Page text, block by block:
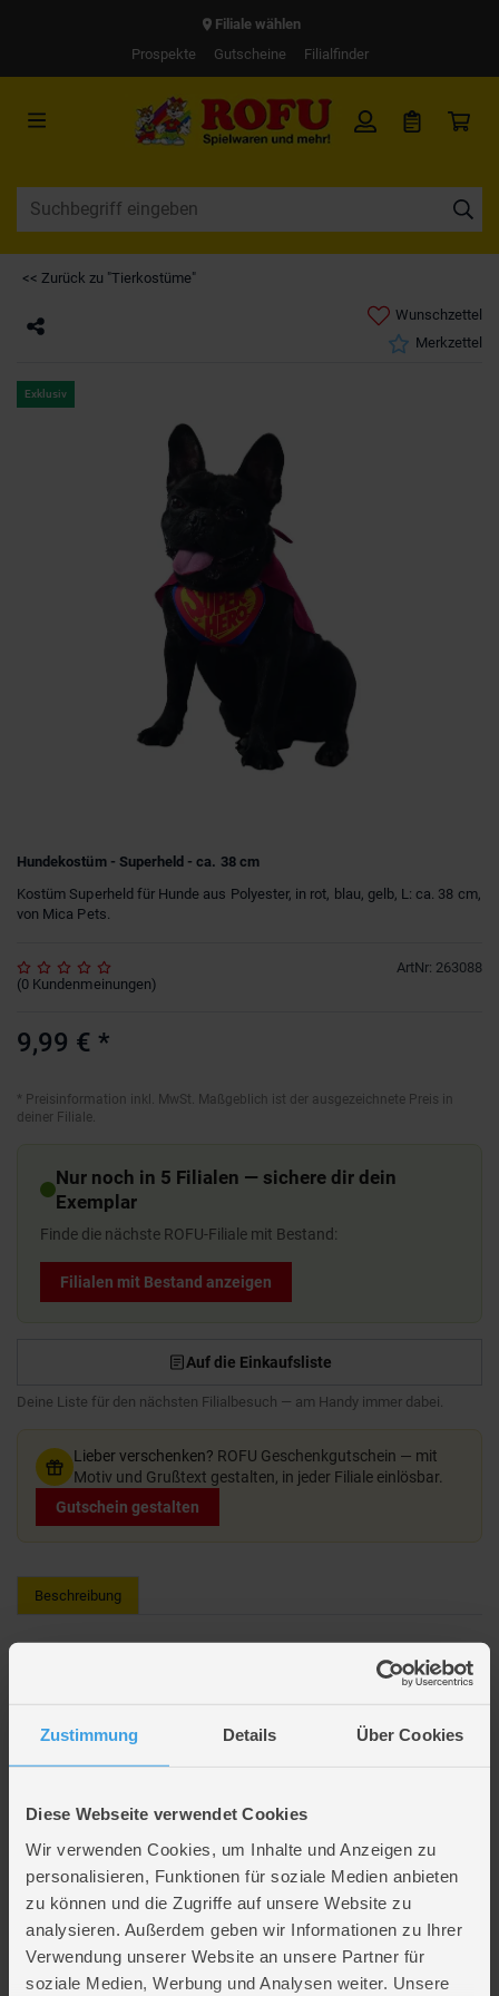
Zustimmung Details Über Cookies
Diese Webseite verwendet Cookies
Wir verwenden Cookies, um Inhalte und Anzeigen zu
personalisieren, Funktionen für soziale Medien anbieten
zu können und die Zugriffe auf unsere Website zu
analysieren. Außerdem geben wir Informationen zu Ihrer
Verwendung unserer Website an unsere Partner für
soziale Medien, Werbung und Analysen weiter. Unsere
Filiale wählen
Prospekte
Gutscheine Filialfinder
<< Zurück zu "Tierkostüme"
Wunschzettel
Merkzettel
Exklusiv
Hundekostüm - Superheld - ca. 38 cm
Kostüm Superheld für Hunde aus Polyester, in rot, blau, gelb, L: ca. 38 cm,
von Mica Pets.
ArtNr: 263088
(0 Kundenmeinungen)
9,99 € *
* Preisinformation inkl. MwSt. Maßgeblich ist der ausgezeichnete Preis in
deiner Filiale.
Nur noch in 5 Filialen — sichere dir dein
Exemplar
Finde die nächste ROFU-Filiale mit Bestand:
Filialen mit Bestand anzeigen
Auf die Einkaufsliste
Deine Liste für den nächsten Filialbesuch — am Handy immer dabei.
Lieber verschenken? ROFU Geschenkgutschein — mit
Motiv und Grußtext gestalten, in jeder Filiale einlösbar.
Gutschein gestalten
Beschreibung
Superheld Kostüm für Hunde von Mica Pets! Dieses originelle Kostüm
aus Polyester begeistert mit seinem farbenfrohen Design in rot, blau und
gelb und lässt Ihren Hund wie einen echten Superhelden aussehen.
Mit einer Länge von ca. 38 cm passt das Kostüm ideal für kleine bis
mittelgroße Hunde. Das leichte Material sorgt für einen angenehmen
Tragekomfort, während die einfache Handhabung das An- und Ausziehen
kinderleicht macht.
Material: Polyester
Maße: ca. 38 cm